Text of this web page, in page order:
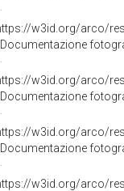
Documentazione
Documentazione
Documentazione